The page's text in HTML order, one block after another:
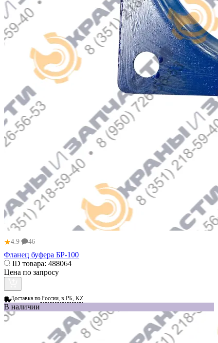
★4.9 46
Фланец буфера БР-100
ID товара: 488064
Цена по запросу
Доставка поРоссии, в РБ, KZ
В наличии